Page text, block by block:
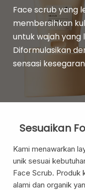
Face scrub yang
membersihkan
untuk wajah yang
Diformulasikan
sensasi
Sesuaikan
Kami menawarkan
unik sesuai
Face Scrub. Produk
alami dan organik